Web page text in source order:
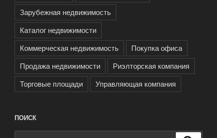
Зарубежная недвижимость
Каталог недвижимости
Коммерческая недвижимость
Покупка офиса
Продажа недвижимости
Риэлторская компания
Торговые площади
Управляющая компания
ПОИСК